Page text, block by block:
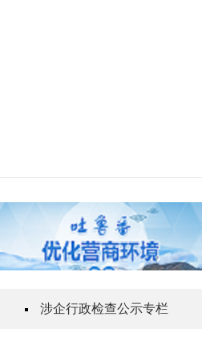
涉企行政检查公示专栏